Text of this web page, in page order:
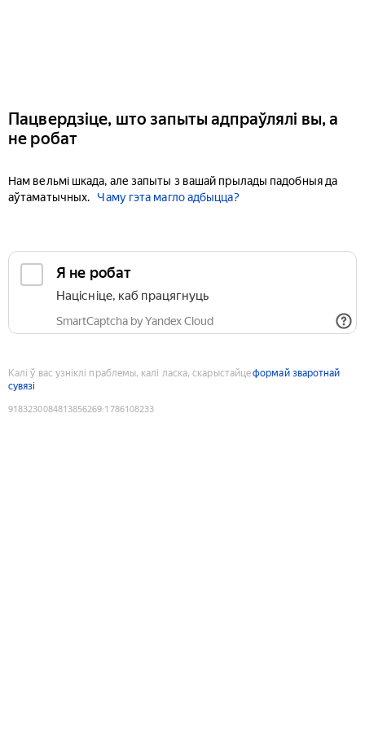
Пацвердзіце, што запыты адпраўлялі вы, а
не робат
Нам вельмі шкада, але запыты з вашай прылады падобныя да
аўтаматычных.
Чаму гэта магло адбыцца?
Я не робат
Націсніце, каб працягнуць
SmartCaptcha by Yandex Cloud
Калі ў вас узніклі праблемы, калі ласка, скарыстайцеформай зваротнай
сувязі
9183230084813856269:1786108233